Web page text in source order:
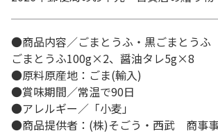
●商品内容／ごまとうふ・黒ごまとう
ごまとうふ100g×2、醤油タレ5g×8
●原料原産地：ごま(輸入)
●賞味期間／常温で90日
●アレルギー／「小麦」
●商品提供者：(株)そごう・西武 商事